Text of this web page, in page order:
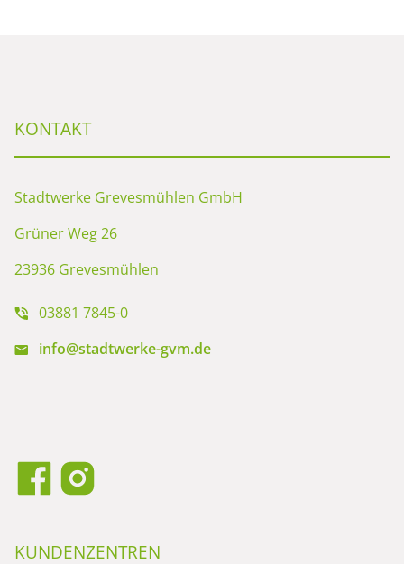
KONTAKT
Stadtwerke Grevesmühlen GmbH
Grüner Weg 26
23936 Grevesmühlen
03881 7845-0
info@stadtwerke-gvm.de
KUNDENZENTREN